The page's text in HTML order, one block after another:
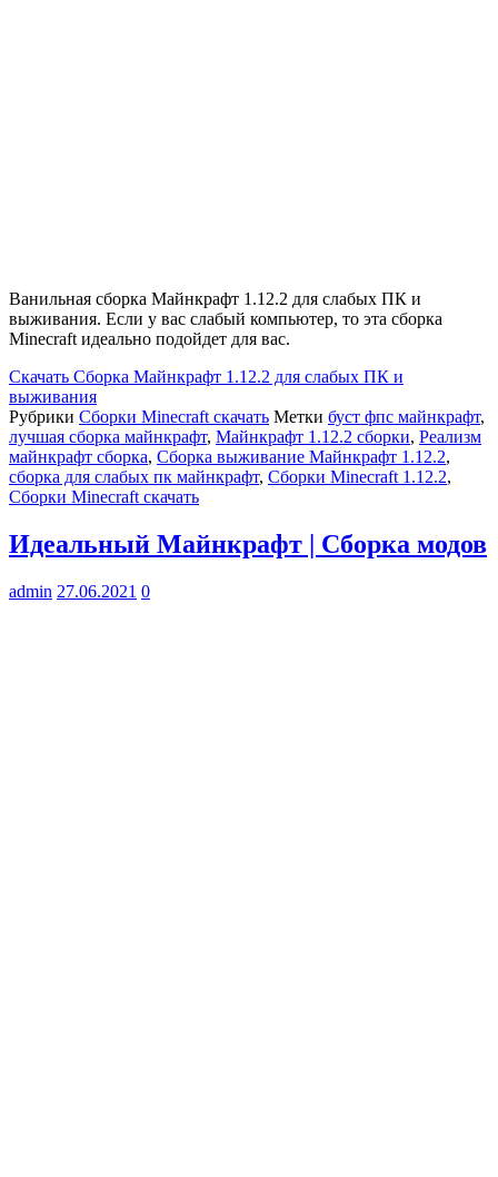
Ванильная сборка Майнкрафт 1.12.2 для слабых ПК и
выживания. Если у вас слабый компьютер, то эта сборка
Minecraft идеально подойдет для вас.
Скачать Cборка Майнкрафт 1.12.2 для слабых ПК и
выживания
Рубрики Сборки Minecraft скачать Метки буст фпс майнкрафт,
лучшая сборка майнкрафт, Майнкрафт 1.12.2 сборки, Реализм
майнкрафт сборка, Сборка выживание Майнкрафт 1.12.2,
сборка для слабых пк майнкрафт, Сборки Minecraft 1.12.2,
Сборки Minecraft скачать
Идеальный Майнкрафт | Сборка модов
admin 27.06.2021 0